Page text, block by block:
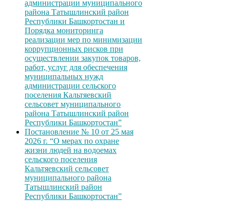
администрации муниципального
района Татышлинский район
Республики Башкортостан и
Порядка мониторинга
реализации мер по минимизации
коррупционных рисков при
осуществлении закупок товаров,
работ, услуг для обеспечения
муниципальных нужд
администрации сельского
поселения Кальтяевский
сельсовет муниципального
района Татышлинский район
Республики Башкортостан”
Постановление № 10 от 25 мая
2026 г. “О мерах по охране
жизни людей на водоемах
сельского поселения
Кальтяевский сельсовет
муниципального района
Татышлинский район
Республики Башкортостан”